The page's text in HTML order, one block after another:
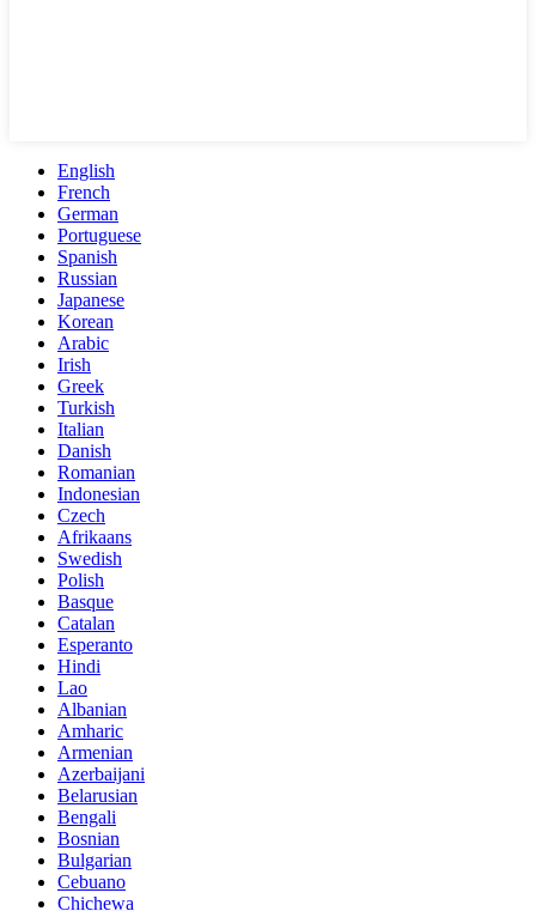
English
French
German
Portuguese
Spanish
Russian
Japanese
Korean
Arabic
Irish
Greek
Turkish
Italian
Danish
Romanian
Indonesian
Czech
Afrikaans
Swedish
Polish
Basque
Catalan
Esperanto
Hindi
Lao
Albanian
Amharic
Armenian
Azerbaijani
Belarusian
Bengali
Bosnian
Bulgarian
Cebuano
Chichewa